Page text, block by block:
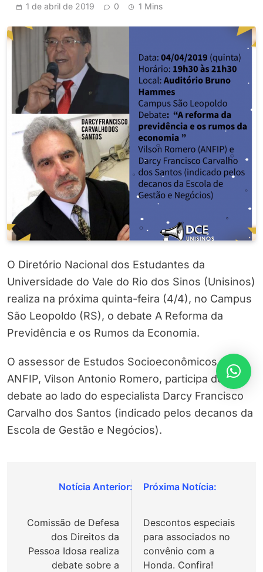
1 de abril de 2019 0 1 Mins
O Diretório Nacional dos Estudantes da
Universidade do Vale do Rio dos Sinos (Unisinos)
realiza na próxima quinta-feira (4/4), no Campus
São Leopoldo (RS), o debate A Reforma da
Previdência e os Rumos da Economia.
O assessor de Estudos Socioeconômicos da
ANFIP, Vilson Antonio Romero, participa do
debate ao lado do especialista Darcy Francisco
Carvalho dos Santos (indicado pelos decanos da
Escola de Gestão e Negócios).
Navegação
Post
Comissão de Defesa
dos Direitos da
Pessoa Idosa realiza
debate sobre a
Descontos especiais
para associados no
convênio com a
Honda. Confira!